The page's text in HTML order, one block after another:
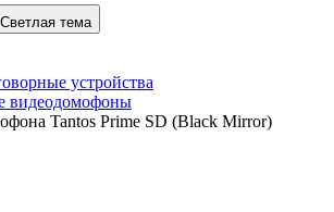
Светлая тема
устройства
видеодомофоны
Tantos Prime SD (Black Mirror)